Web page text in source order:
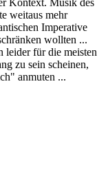
weitaus mehr
Imperative
wollten ...
leider für die meisten
zu sein scheinen,
anmuten ...